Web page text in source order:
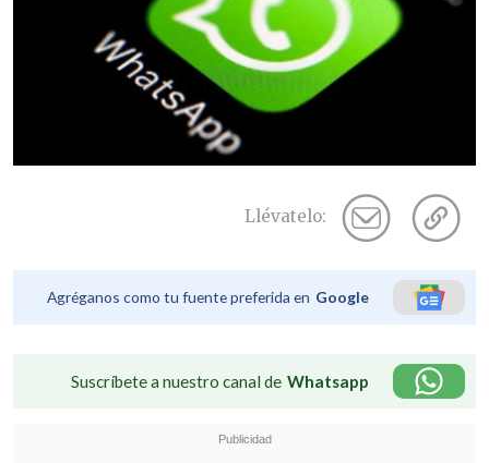
Llévatelo:
Agréganos como tu fuente preferida en Google
Suscríbete a nuestro canal de Whatsapp